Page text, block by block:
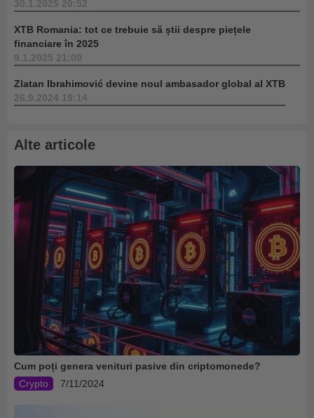
30.1.2025 20:52
XTB Romania: tot ce trebuie să știi despre piețele
financiare în 2025
9.1.2025 21:00
Zlatan Ibrahimović devine noul ambasador global al XTB
26.9.2024 19:14
Alte articole
Cum poți genera venituri pasive din criptomonede?
Crypto
7/11/2024